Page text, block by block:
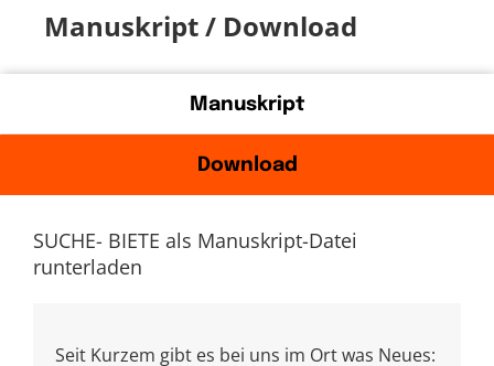
Manuskript / Download
Manuskript
Download
SUCHE- BIETE als Manuskript-Datei
runterladen
Seit Kurzem gibt es bei uns im Ort was Neues: